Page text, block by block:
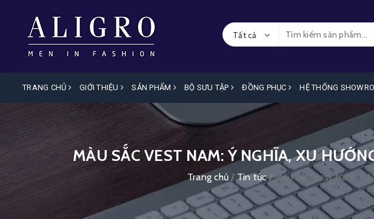
Tất cả
TRANG CHỦ GIỚI THIỆU SẢN PHẨM BỘ SƯU TẬP ĐỒNG PHỤC HỆ THỐNG
MÀU SẮC VEST NAM: Ý NGHĨA, XU
Trang chủ /Tin tức /Màu Sắc Vest Nam: Ý